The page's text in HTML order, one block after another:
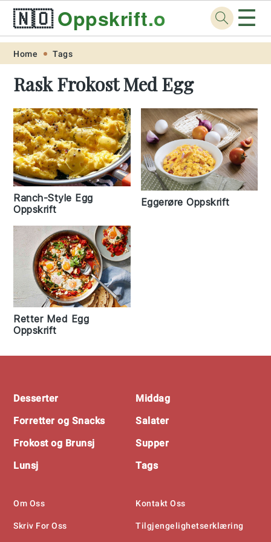
Skip
primary
navigation
Skip
main
content
Skip
primary
sidebar
Skip
footer
🇳🇴Oppskrift.org ☰
Home Tags
Rask Frokost Med Egg
Ranch-Style Egg
Oppskrift
Eggerøre Oppskrift
Retter Med Egg
Oppskrift
Footer
Desserter
Forretter og Snacks
Frokost og Brunsj
Lunsj
Middag
Salater
Supper
Tags
Om Oss
Skriv For Oss
Kontakt Oss
Tilgjengelighetserklæring